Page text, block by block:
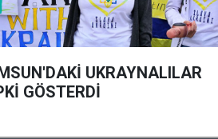
UKRAYNALILAR
GÖSTERDİ